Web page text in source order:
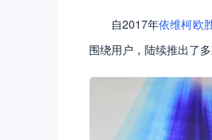
自2017年依维柯欧
围绕用户，陆续推出了